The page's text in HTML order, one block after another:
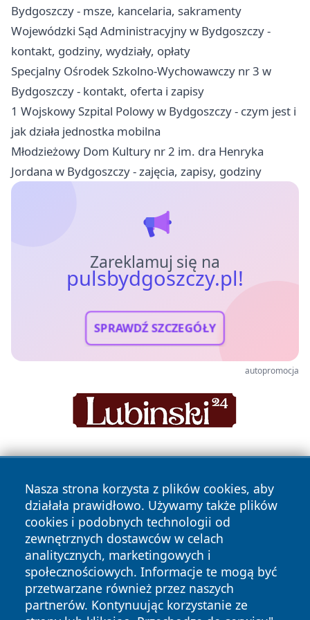
Bydgoszczy - msze, kancelaria, sakramenty
Wojewódzki Sąd Administracyjny w Bydgoszczy -
kontakt, godziny, wydziały, opłaty
Specjalny Ośrodek Szkolno-Wychowawczy nr 3 w
Bydgoszczy - kontakt, oferta i zapisy
1 Wojskowy Szpital Polowy w Bydgoszczy - czym jest i
jak działa jednostka mobilna
Młodzieżowy Dom Kultury nr 2 im. dra Henryka
Jordana w Bydgoszczy - zajęcia, zapisy, godziny
Zareklamuj się na
pulsbydgoszczy.pl!
SPRAWDŹ SZCZEGÓŁY
autopromocja
Nasza strona korzysta z plików cookies, aby
działała prawidłowo. Używamy także plików
cookies i podobnych technologii od
zewnętrznych dostawców w celach
analitycznych, marketingowych i
społecznościowych. Informacje te mogą być
przetwarzane również przez naszych
partnerów. Kontynuując korzystanie ze
Copyright © 2026 pulsbydgoszczy.pl Wszystkie prawa
zastrzeżone.
News Autorzy
Polityka
Polityka